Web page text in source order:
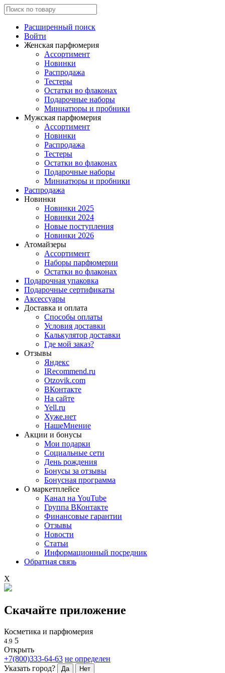
Расширенный поиск
Войти
Женская парфюмерия
Ассортимент
Новинки
Распродажа
Тестеры
Остатки во флаконах
Подарочные наборы
Миниатюры и пробники
Мужская парфюмерия
Ассортимент
Новинки
Распродажа
Тестеры
Остатки во флаконах
Подарочные наборы
Миниатюры и пробники
Распродажа
Новинки
Новинки 2025
Новинки 2024
Новые поступления
Новинки 2026
Атомайзеры
Ассортимент
Наборы парфюмерии
Остатки во флаконах
Подарочная упаковка
Подарочные сертификаты
Аксессуары
Доставка и оплата
Способы оплаты
Условия доставки
Калькулятор доставки
Где мой заказ?
Отзывы
Яндекс
IRecommend.ru
Otzovik.com
ВКонтакте
На сайте
Yell.ru
Хуже.нет
НашеМнение
Акции и бонусы
Мои подарки
Социальные сети
День рождения
Бонусы за отзывы
Бонусная программа
О маркетплейсе
Канал на YouTube
Группа ВКонтакте
Финансовые гарантии
Отзывы
Новости
Статьи
Информационный посредник
Обратная связь
X
Скачайте приложение
Косметика и парфюмерия
4.9 5
Открыть
+7(800)333-64-63 не определен
Указать город?
Да Нет